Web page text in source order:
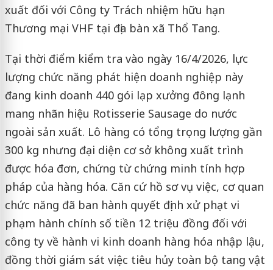
xuất đối với Công ty Trách nhiệm hữu hạn
Thương mại VHF tại địa bàn xã Thổ Tang.
Tại thời điểm kiểm tra vào ngày 16/4/2026, lực
lượng chức năng phát hiện doanh nghiệp này
đang kinh doanh 440 gói lạp xưởng đông lạnh
mang nhãn hiệu Rotisserie Sausage do nước
ngoài sản xuất. Lô hàng có tổng trọng lượng gần
300 kg nhưng đại diện cơ sở không xuất trình
được hóa đơn, chứng từ chứng minh tính hợp
pháp của hàng hóa. Căn cứ hồ sơ vụ việc, cơ quan
chức năng đã ban hành quyết định xử phạt vi
phạm hành chính số tiền 12 triệu đồng đối với
công ty về hành vi kinh doanh hàng hóa nhập lậu,
đồng thời giám sát việc tiêu hủy toàn bộ tang vật